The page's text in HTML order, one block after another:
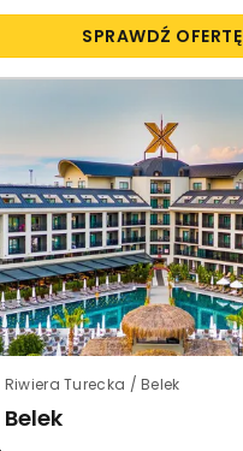
SPRAWDŹ OFERTĘ
Turecka / Belek
Belek